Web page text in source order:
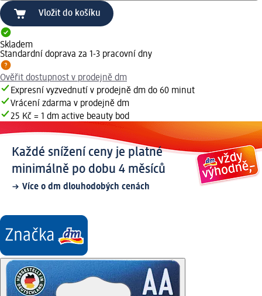
Vložit do košíku
Skladem
Standardní doprava za 1-3 pracovní dny
Ověřit dostupnost v prodejně dm
Expresní vyzvednutí v prodejně dm do 60 minut
Vrácení zdarma v prodejně dm
25 Kč = 1 dm active beauty bod
Každé snížení ceny je platné
minimálně po dobu 4 měsíců
Více o dm dlouhodobých cenách